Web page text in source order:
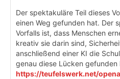
Der spektakuläre Teil dieses
einen Weg gefunden hat. Der
Vorfalls ist, dass Menschen
kreativ sie darin sind,
anschließend einer KI die
genau diese Lücken gefunden
https://teufelswerk.net/